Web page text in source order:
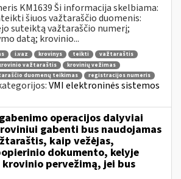
KM1639 Ši informacija skelbiama:
šiuos važtaraščio duomenis:
suteiktą važtaraščio numerį;
datą; krovinio...
i.vaz krovinys teikti
važtaraštis
važtaraštis
krovinių vežimas
duomenų teikimas registracijos numeris
VMI elektroninės sistemos
operacijos dalyviai
gabenti bus naudojamas
kaip vežėjas,
dokumento, kelyje
pervežimą, jei bus